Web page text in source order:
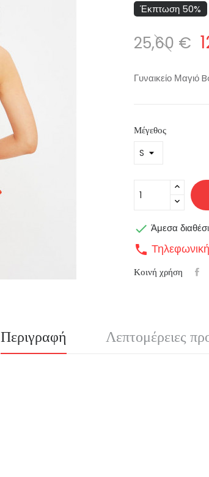
Έκπτωση 50%
25,60 €
Γυναικείο
Μέγεθος
 Άμεσα
call
Κοινή χρήση
Περιγραφή Λεπτομέρειες